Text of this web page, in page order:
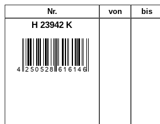
Nr. von bis
H 23942 K